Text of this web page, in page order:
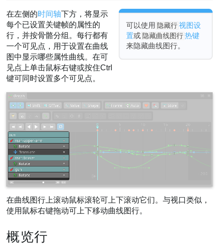
偏移
为所有显示设置关键帧(Key shown)
控制柄模式
偏好
存储
查看设置
视频
可以使用 隐藏行视图设
置或 隐藏曲线图行热键
来隐藏曲线图行。
在左侧的时间轴下方，将显示
每个已设置关键帧的属性的
行，并按骨骼分组。每行都有
一个可见点，用于设置在曲线
图中显示哪些属性曲线。在可
见点上单击鼠标右键或按住Ctrl
键可同时设置多个可见点。
在曲线图行上滚动鼠标滚轮可上下滚动它们。与视口类似，
使用鼠标右键拖动可上下移动曲线图行。
概览行